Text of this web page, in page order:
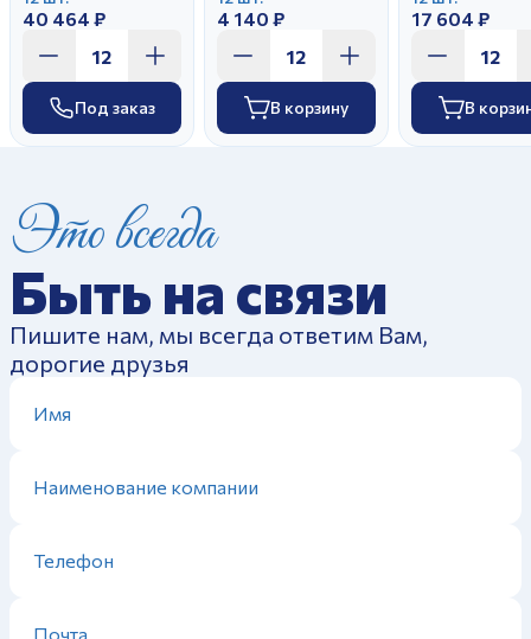
40 464 ₽
Под заказ
4 140 ₽
В корзину
17 604 ₽
В
Это всегда
Быть на связи
Пишите нам, мы всегда ответим Вам,
дорогие друзья